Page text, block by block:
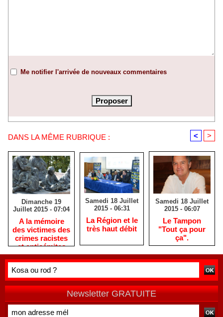
Me notifier l'arrivée de nouveaux commentaires
DANS LA MÊME RUBRIQUE : < >
Dimanche 19
Juillet 2015 - 07:04
A la mémoire
des victimes des
crimes racistes
et antisémites
Samedi 18 Juillet
2015 - 06:31
La Région et le
très haut débit
Samedi 18 Juillet
2015 - 06:07
Le Tampon
"Tout ça pour
ça".
Newsletter GRATUITE